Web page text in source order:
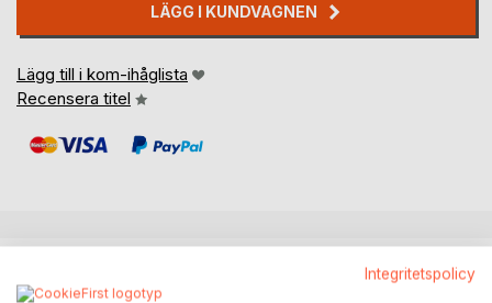
LÄGG I KUNDVAGNEN
Lägg till i kom-ihåglista
Recensera titel
Integritetspolicy